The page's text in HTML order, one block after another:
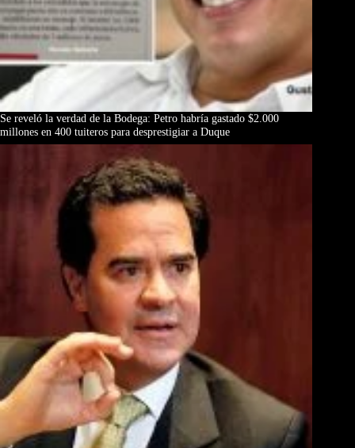
Se reveló la verdad de la Bodega: Petro habría gastado $2.000
millones en 400 tuiteros para desprestigiar a Duque